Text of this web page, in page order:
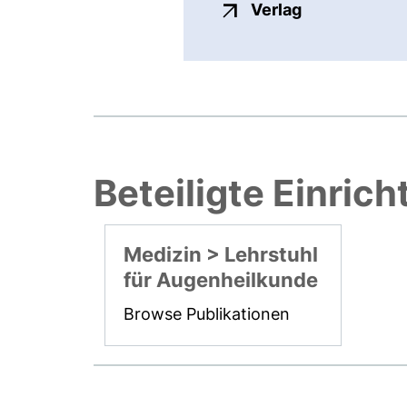
Verlagexterner
Beteiligte
Medizin > Lehrstuhl
für Augenheilkunde
Browse Publikationen